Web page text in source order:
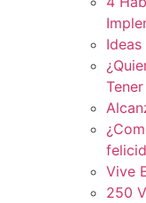
Vive
250